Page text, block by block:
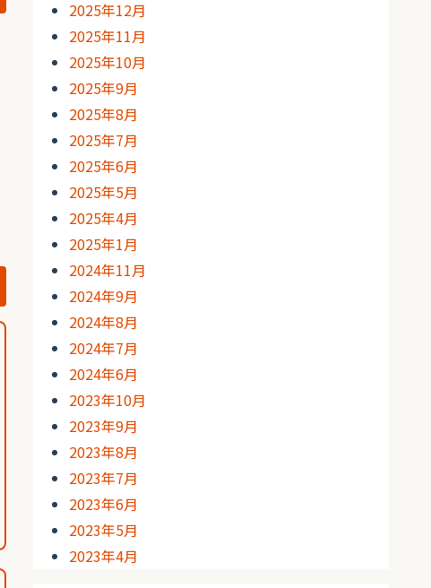
2025年12月
2025年11月
2025年10月
2025年9月
2025年8月
2025年7月
2025年6月
2025年5月
2025年4月
2025年1月
2024年11月
2024年9月
2024年8月
2024年7月
2024年6月
2023年10月
2023年9月
2023年8月
2023年7月
2023年6月
2023年5月
2023年4月